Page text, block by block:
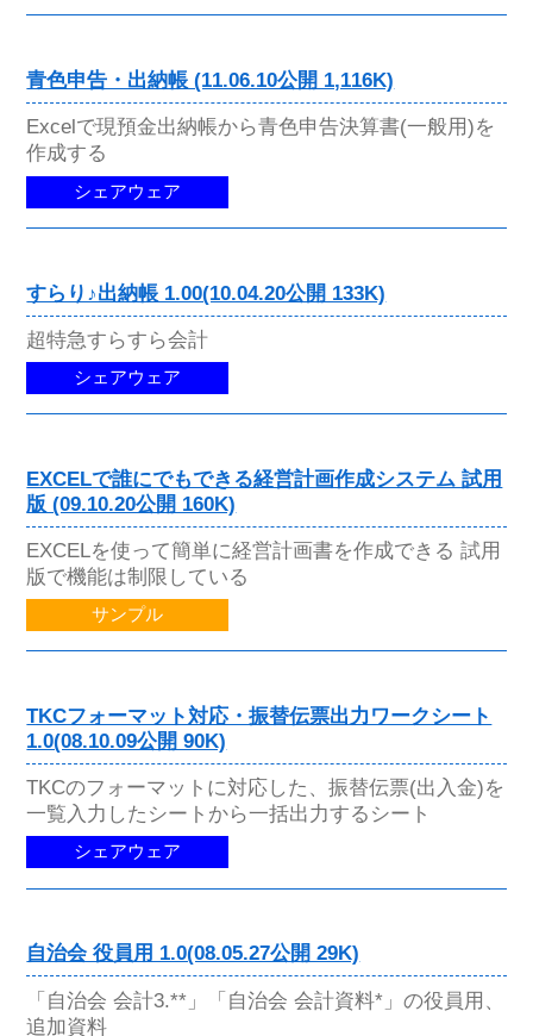
青色申告・出納帳 (11.06.10公開 1,116K)
Excelで現預金出納帳から青色申告決算書(一般用)を
作成する
シェアウェア
すらり♪出納帳 1.00(10.04.20公開 133K)
超特急すらすら会計
シェアウェア
EXCELで誰にでもできる経営計画作成システム 試用
版 (09.10.20公開 160K)
EXCELを使って簡単に経営計画書を作成できる 試用
版で機能は制限している
サンプル
TKCフォーマット対応・振替伝票出力ワークシート
1.0(08.10.09公開 90K)
TKCのフォーマットに対応した、振替伝票(出入金)を
一覧入力したシートから一括出力するシート
シェアウェア
自治会 役員用 1.0(08.05.27公開 29K)
「自治会 会計3.**」「自治会 会計資料*」の役員用、
追加資料